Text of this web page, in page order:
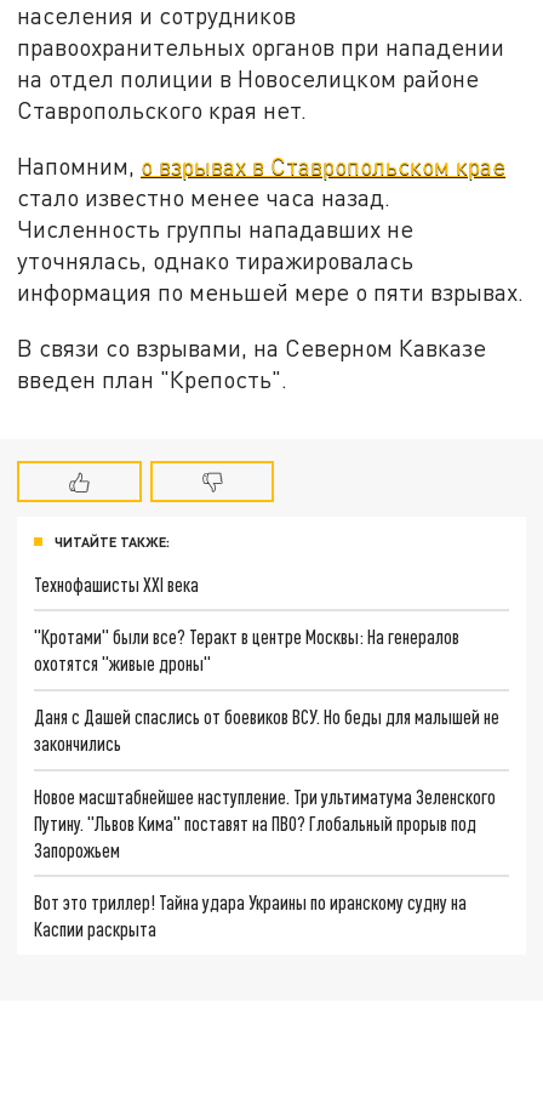
населения и сотрудников
правоохранительных органов при нападении
на отдел полиции в Новоселицком районе
Ставропольского края нет.
Напомним, о взрывах в Ставропольском крае
стало известно менее часа назад.
Численность группы нападавших не
уточнялась, однако тиражировалась
информация по меньшей мере о пяти взрывах.
В связи со взрывами, на Северном Кавказе
введен план "Крепость".
ЧИТАЙТЕ ТАКЖЕ:
Технофашисты XXI века
"Кротами" были все? Теракт в центре Москвы: На генералов
охотятся "живые дроны"
Даня с Дашей спаслись от боевиков ВСУ. Но беды для малышей не
закончились
Новое масштабнейшее наступление. Три ультиматума Зеленского
Путину. "Львов Кима" поставят на ПВО? Глобальный прорыв под
Запорожьем
Вот это триллер! Тайна удара Украины по иранскому судну на
Каспии раскрыта